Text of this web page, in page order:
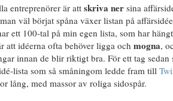
entreprenörer är att skriva ner sina
väl börjat spåna växer listan på
ett 100-tal på min egen lista, som har
att idéerna ofta behöver ligga och mogna,
innan de blir riktigt bra. För ett tag sedan
lista som så småningom ledde fram till
lång, med massor av roliga sidospår.